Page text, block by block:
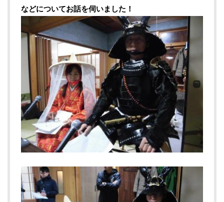
などについてお話を伺いました！